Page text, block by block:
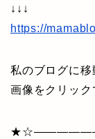
↓↓↓
https://
私のブログに移
画像をクリッ